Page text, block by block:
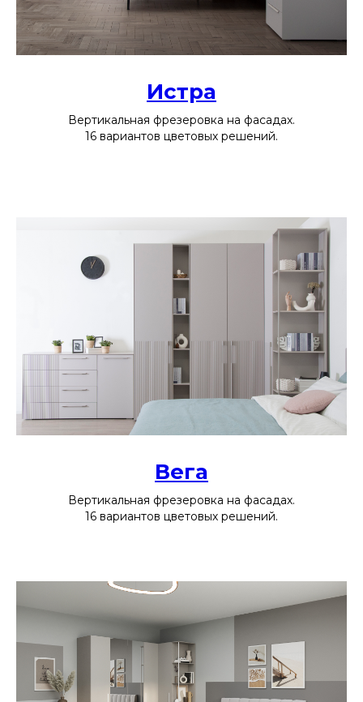
Истра
Вертикальная фрезеровка на фасадах.
16 вариантов цветовых решений.
Вега
Вертикальная фрезеровка на фасадах.
16 вариантов цветовых решений.